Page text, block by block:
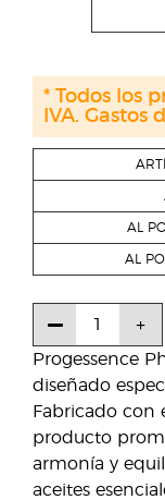
Progessence
diseñado
Fabricado con
producto
armonía y
aceites
AL
AL
* Todos los
IVA. Gastos